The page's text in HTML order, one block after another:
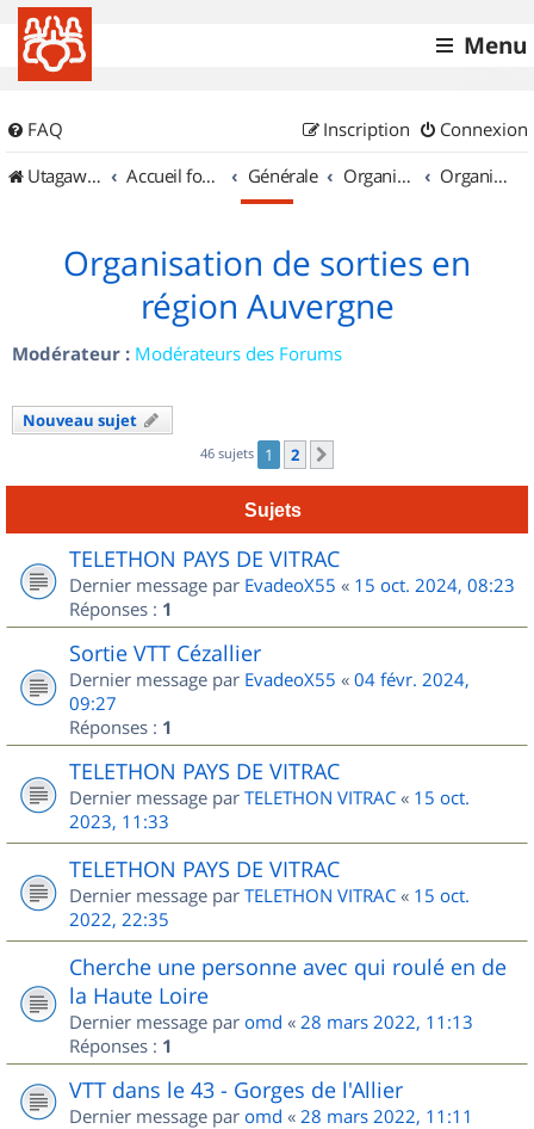
Menu
FAQ Connexion
Inscription
UtagawaVTT (Randos VTT et VTTAE avec traces GPS)
Accueil forum Générale Organisation de sorties & Recherche de partenaires Organisation de sorties en région Auvergne
Organisation de sorties en
région Auvergne
Modérateur : Modérateurs des Forums
Nouveau sujet
46 sujets 1 2
Sujets
TELETHON PAYS DE VITRAC
Dernier message par EvadeoX55 « 15 oct. 2024, 08:23
Réponses : 1
Sortie VTT Cézallier
Dernier message par EvadeoX55 « 04 févr. 2024,
09:27
Réponses : 1
TELETHON PAYS DE VITRAC
Dernier message par TELETHON VITRAC « 15 oct.
2023, 11:33
TELETHON PAYS DE VITRAC
Dernier message par TELETHON VITRAC « 15 oct.
2022, 22:35
Cherche une personne avec qui roulé en de
la Haute Loire
Dernier message par omd « 28 mars 2022, 11:13
Réponses : 1
VTT dans le 43 - Gorges de l'Allier
Dernier message par omd « 28 mars 2022, 11:11